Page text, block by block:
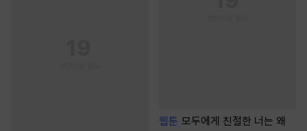
웹툰 모두에게 친절한 너는 왜